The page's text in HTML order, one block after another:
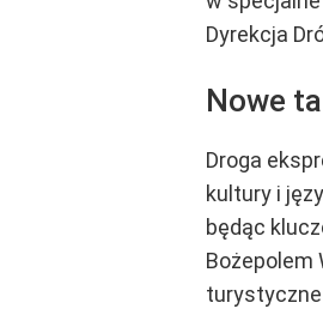
Dyrekcja
Nowe
Droga
kultury i
będąc
Bożepolem
turystyczne